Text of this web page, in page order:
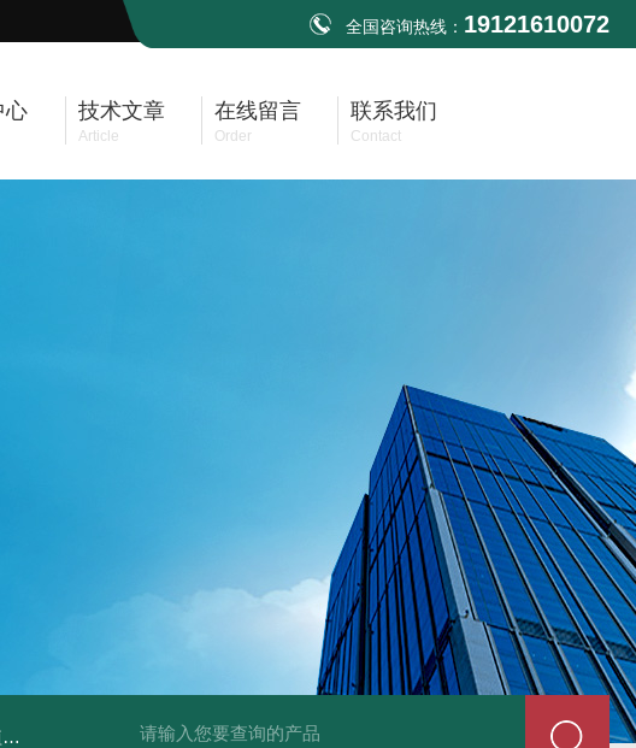
全国咨询热线： 19121610072
心 技术文章
Article
在线留言
Order
联系我们
Contact
96T/48T植物可溶性淀粉（s-starch）ELISA试剂